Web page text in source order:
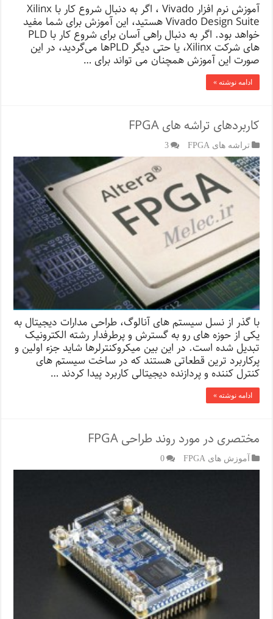
آموزش نرم افزار Vivado ، اگر به دنبال شروع کار با Xilinx
Vivado Design Suite هستید، این آموزش برای شما مفید
خواهد بود. اگر به دنبال راهی آسان برای شروع کار با PLD
های شرکت Xilinx، یا حتی دیگر PLDها می‌گردید، در این
صورت این آموزش همچنان می تواند برای …
ادامه نوشته »
کاربردهای تراشه های FPGA
تراشه های FPGA 3
با گذر از نسل سیستم های آنالوگ، طراحی مدارات دیجیتال به
یکی از حوزه های رو به گسترش و پرطرفدار رشته الکترونیک
تبدیل شده است. در این بین میکروکنترلرها شاید جزء اولین و
پرکاربرد ترین قطعاتی هستند که در ساخت سیستم های
کنترل کننده و پردازنده دیجیتالی کاربرد پیدا کردند …
ادامه نوشته »
مختصری در مورد روند طراحی FPGA
آموزش های FPGA 0